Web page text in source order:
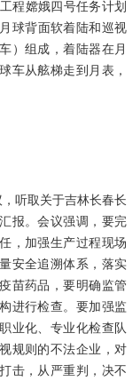
程嫦娥四号任务计划
球背面软着陆和巡视
）组成，着陆器在月
车从舷梯走到月表，
听取关于吉林长春长
报。会议强调，要完
，加强生产过程现场
安全追溯体系，落实
苗药品，要明确监管
进行检查。要加强监
业化、专业化检查队
规则的不法企业，对
击，从严重判，决不